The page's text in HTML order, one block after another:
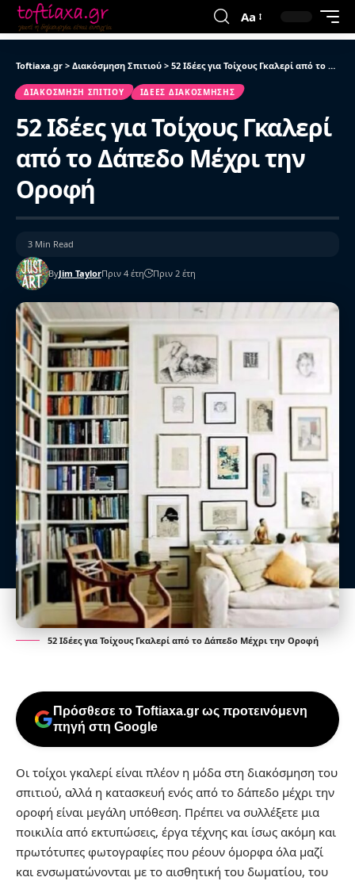
Aa
Toftiaxa.gr > Διακόσμηση Σπιτιού > 52 Ιδέες για Τοίχους Γκαλερί από το Δάπεδο Μέχρι την Οροφή
ΔΙΑΚΌΣΜΗΣΗ ΣΠΙΤΙΟΎ ΙΔΈΕΣ ΔΙΑΚΌΣΜΗΣΗΣ
52 Ιδέες για Τοίχους Γκαλερί
από το Δάπεδο Μέχρι την
Οροφή
ByJim TaylorΠριν 4 έτη Πριν 2 έτη
3 Min Read
52 Ιδέες για Τοίχους Γκαλερί από το Δάπεδο Μέχρι την Οροφή
Πρόσθεσε το Toftiaxa.gr ως προτεινόμενη
πηγή στη Google
Οι τοίχοι γκαλερί είναι πλέον η μόδα στη διακόσμηση του
σπιτιού, αλλά η κατασκευή ενός από το δάπεδο μέχρι την
οροφή είναι μεγάλη υπόθεση. Πρέπει να συλλέξετε μια
ποικιλία από εκτυπώσεις, έργα τέχνης και ίσως ακόμη και
πρωτότυπες φωτογραφίες που ρέουν όμορφα όλα μαζί
και ενσωματώνονται με το αισθητική του δωματίου, του